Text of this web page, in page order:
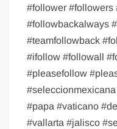
#follower
#followbackalways
#teamfollowback
#ifollow #followall
#pleasefollow
#papa #vaticano
#vallarta #jalisco